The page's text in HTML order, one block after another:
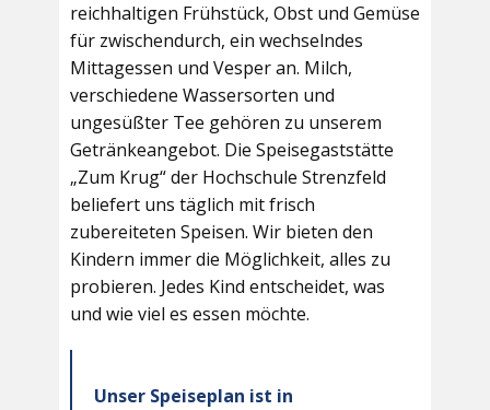
reichhaltigen Frühstück, Obst und Gemüse
für zwischendurch, ein wechselndes
Mittagessen und Vesper an. Milch,
verschiedene Wassersorten und
ungesüßter Tee gehören zu unserem
Getränkeangebot. Die Speisegaststätte
„Zum Krug“ der Hochschule Strenzfeld
beliefert uns täglich mit frisch
zubereiteten Speisen. Wir bieten den
Kindern immer die Möglichkeit, alles zu
probieren. Jedes Kind entscheidet, was
und wie viel es essen möchte.
Unser Speiseplan ist in